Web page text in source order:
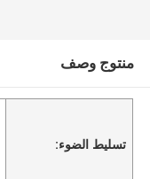
منتوج وصف
تسليط الضوء: